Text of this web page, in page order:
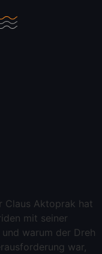
Claus Aktoprak hat
mit seiner
warum der Dreh
war,